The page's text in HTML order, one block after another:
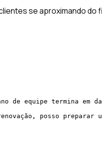
se aproximando do
de equipe termina em
posso preparar